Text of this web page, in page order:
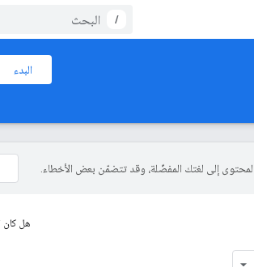
/
البدء
هل كان